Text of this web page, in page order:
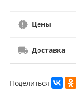
Цены
Доставка
Поделиться